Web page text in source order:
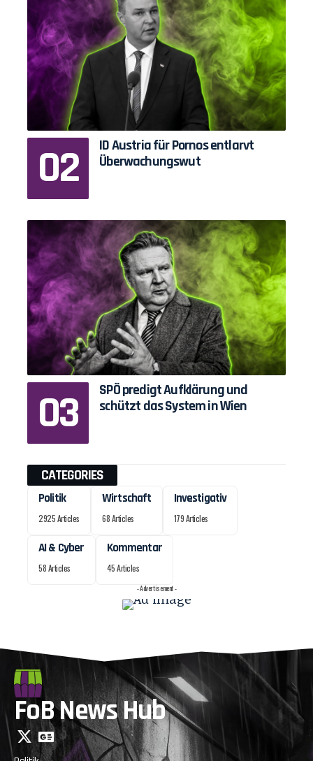
ID Austria für Pornos entlarvt
Überwachungswut
SPÖ predigt Aufklärung und
schützt das System in Wien
CATEGORIES
Politik
2925 Articles
Wirtschaft
68 Articles
Investigativ
179 Articles
AI & Cyber
58 Articles
Kommentar
45 Articles
- Advertisement -
FoB News Hub